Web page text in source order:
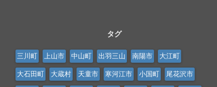
タグ
三川町 上山市 中山町 出羽三山 南陽市 大江町
大石田町 大蔵村 天童市 寒河江市 小国町 尾花沢市